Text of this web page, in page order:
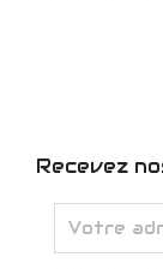
Recevez